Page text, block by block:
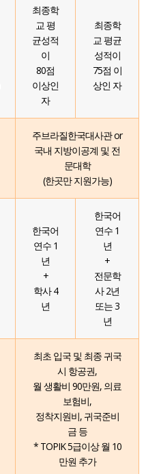
최종학
교 평
균성적
이
80점
이상인
자
최종학
교 평균
성적이
75점 이
상인 자
주브라질한국대사관 or
국내 지방이공계 및 전
문대학
(한곳만 지원가능)
한국어
연수 1
년
+
학사 4
년
한국어
연수 1
년
+
전문학
사 2년
또는 3
년
최초 입국 및 최종 귀국
시 항공권,
월 생활비 90만원, 의료
보험비,
정착지원비, 귀국준비
금 등
* TOPIK 5급이상 월 10
만원 추가